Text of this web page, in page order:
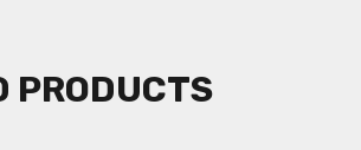
PRODUCTS